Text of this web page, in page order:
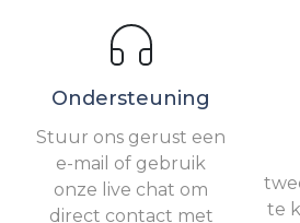
Ondersteuning
Stuur ons gerust een
e-mail of gebruik
onze live chat om
direct contact met
te